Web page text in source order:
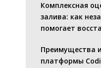
Комплексная
залива: как
помогает
Преимущества
платформы